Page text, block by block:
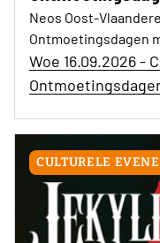
Neos Oost-
Ontmoetingsdagen
Woe 16.09.2026 -
CULTURELE